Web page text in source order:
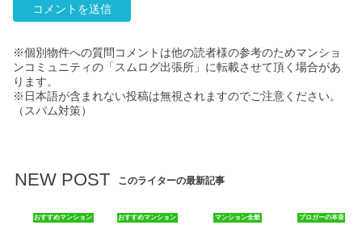
※個別物件への質問コメントは他の読者様の参考のためマンショ
ンコミュニティの「スムログ出張所」に転載させて頂く場合があ
ります。
※日本語が含まれない投稿は無視されますのでご注意ください。
（スパム対策）
NEW POST このライターの最新記事
おすすめマンション おすすめマンション マンション全般 ブロガーの本音